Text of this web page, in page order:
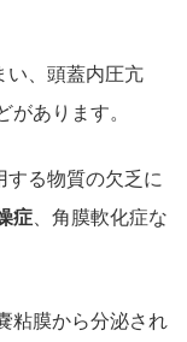
い、頭蓋内圧亢
あります。
する物質の欠乏に
症 、角膜軟化症な
粘膜から分泌され